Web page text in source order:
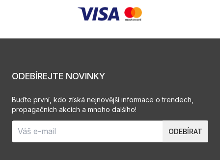
ODEBÍREJTE NOVINKY
Buďte první, kdo získá nejnovější informace o trendech,
propagačních akcích a mnoho dalšího!
ODEBÍRAT